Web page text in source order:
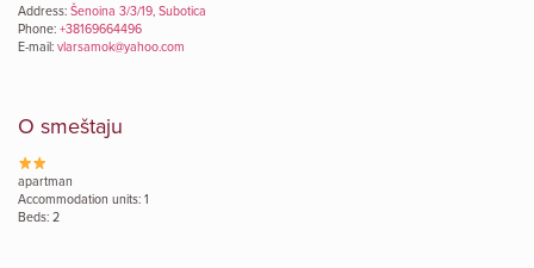
Address: Šenoina 3/3/19, Subotica
Phone: +38169664496
E-mail: vlarsamok@yahoo.com
O smeštaju
apartman
Accommodation units: 1
Beds: 2